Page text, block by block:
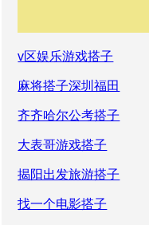
v区娱乐游戏搭子
麻将搭子深圳福田
齐齐哈尔公考搭子
大表哥游戏搭子
揭阳出发旅游搭子
找一个电影搭子